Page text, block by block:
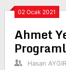
02 Ocak 2021
Ahmet
Hasan AYGIR